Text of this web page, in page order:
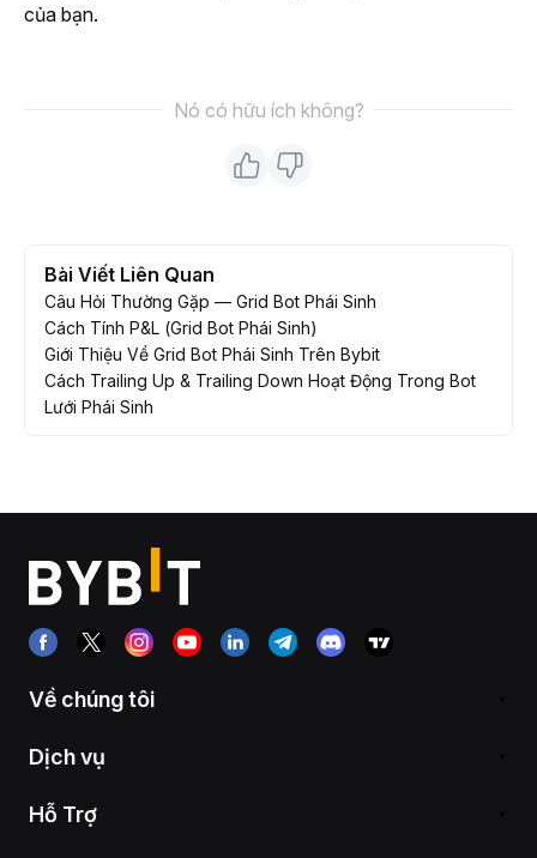
của bạn.
Nó có hữu ích không?
Bài Viết Liên Quan
Câu Hỏi Thường Gặp — Grid Bot Phái Sinh
Cách Tính P&L (Grid Bot Phái Sinh)
Giới Thiệu Về Grid Bot Phái Sinh Trên Bybit
Cách Trailing Up & Trailing Down Hoạt Động Trong Bot
Lưới Phái Sinh
Về chúng tôi
Dịch vụ
Hỗ Trợ